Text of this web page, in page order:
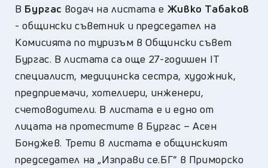
В Бургас водач на листата е Живко Табаков
- общински съветник и председател на
Комисията по туризъм в Общински съвет
Бургас. В листата са още 27-годишен IT
специалист, медицинска сестра, художник,
предприемачи, хотелиери, инженери,
счетоводители. В листата е и едно от
лицата на протестите в Бургас – Асен
Бонджев. Трети в листата е общинският
председател на „Изправи се.БГ“ в Приморско